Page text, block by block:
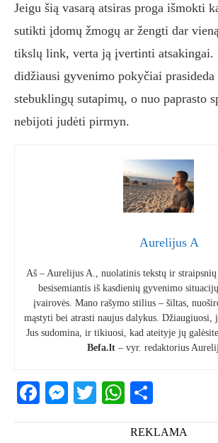
Jeigu šią vasarą atsiras proga išmokti
sutikti įdomų žmogų ar žengti dar
tikslų link, verta ją įvertinti atsakingai.
didžiausi gyvenimo pokyčiai prasideda
stebuklingų sutapimų, o nuo paprasto
nebijoti judėti pirmyn.
Aurelijus A
Aš – Aurelijus A., nuolatinis tekstų ir
besisemiantis iš kasdienių gyvenimo
įvairovės. Mano rašymo stilius – šiltas,
mąstyti bei atrasti naujus dalykus. Džiaugiuosi,
Jus sudomina, ir tikiuosi, kad ateityje jų
Befa.lt– vyr. redaktorius
Facebook
Messenger
TwitterWhatsApp
REKLAMA